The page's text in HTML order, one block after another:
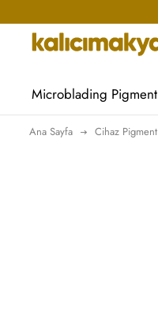
Microblading Pigment
Ana Sayfa Cihaz Pigment